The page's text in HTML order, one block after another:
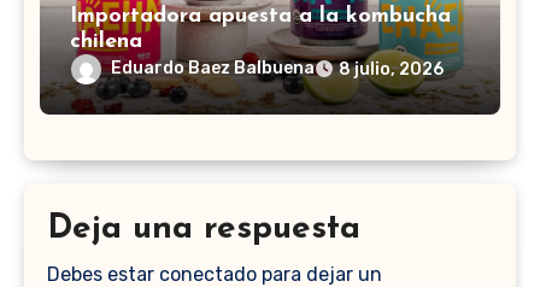
Importadora apuesta a la kombucha
chilena
Eduardo Baez Balbuena 8 julio, 2026
Deja una respuesta
Debes estar conectado para dejar un